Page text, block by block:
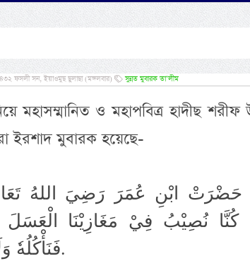
ফসলী সন, ইয়াওমুছ ছুলাছা (মঙ্গলবার) সুন্নত মুবারক তা’লীম
মহাসম্মানিত ও মহাপবিত্র হাদীছ শরীফ
ইরশাদ মুবারক হয়েছে-
ابْنِ عُمَرَ رَضِيَ اللهُ
كُنَّا نُصِيْبُ فِيْ مَغَازِيْنَا الْعَسَلَ
فَنَأْكُلُهٗ وَلَا نَرْفَعُهٗ.